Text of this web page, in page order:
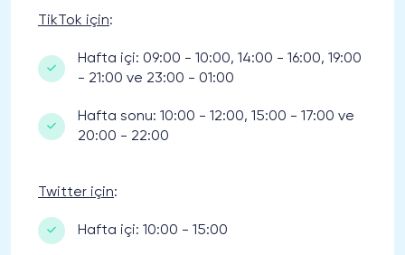
TikTok için:
Hafta içi: 09:00 - 10:00, 14:00 - 16:00, 19:00
- 21:00 ve 23:00 - 01:00
Hafta sonu: 10:00 - 12:00, 15:00 - 17:00 ve
20:00 - 22:00
Twitter için:
Hafta içi: 10:00 - 15:00